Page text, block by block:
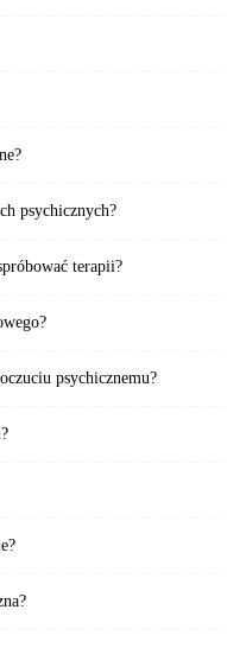
psychicznych?
terapii?
psychicznemu?